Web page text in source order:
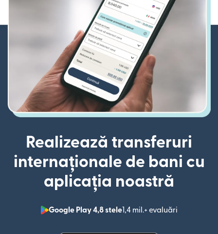
Realizează transferuri
internaționale de bani cu
aplicația noastră
Google Play 4,8 stele1,4 mil.+ evaluări
(se